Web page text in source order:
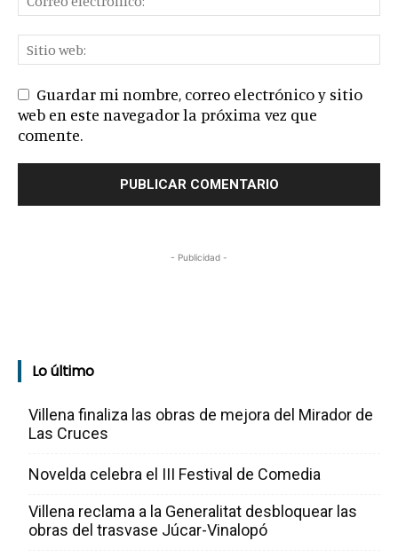
Guardar mi nombre, correo electrónico y sitio
web en este navegador la próxima vez que
comente.
- Publicidad -
Lo último
Villena finaliza las obras de mejora del Mirador de
Las Cruces
Novelda celebra el III Festival de Comedia
Villena reclama a la Generalitat desbloquear las
obras del trasvase Júcar-Vinalopó